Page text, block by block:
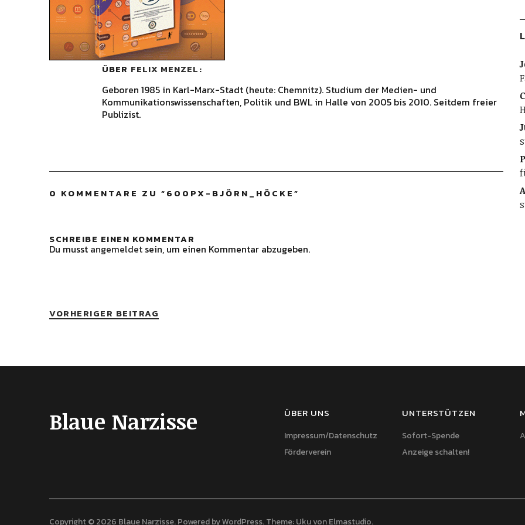
ÜBER FELIX MENZEL
Geboren 1985 in Karl-Marx-Stadt (heute: Chemnitz). Studium der Medien- und
Kommunikationswissenschaften, Politik und BWL in Halle von 2005 bis 2010. Seitdem freier
Publizist.
0 KOMMENTARE ZU “600PX-BJÖRN_HÖCKE”
SCHREIBE EINEN KOMMENTAR
Du musst angemeldet sein, um einen Kommentar abzugeben.
VORHERIGER BEITRAG
Blaue Narzisse ÜBER UNS
Impressum/Datenschutz
Förderverein
UNTERSTÜTZEN
Sofort-Spende
Anzeige schalten!
Copyright © 2026 Blaue Narzisse Powered byWordPress Theme: Uku vonElmastudio